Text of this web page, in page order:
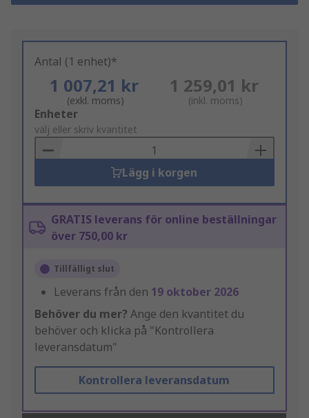
Antal (1 enhet)*
1 007,21 kr
(exkl. moms)
1 259,01 kr
(inkl. moms)
Add
to
Basket
Enheter
välj eller skriv kvantitet
Lägg i korgen
GRATIS leverans för online beställningar
över 750,00 kr
Tillfälligt slut
Leverans från den 19 oktober 2026
Behöver du mer? Ange den kvantitet du
behöver och klicka på "Kontrollera
leveransdatum"
Kontrollera leveransdatum